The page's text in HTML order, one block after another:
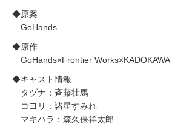
◆原案
GoHands
◆原作
GoHands×Frontier Works×KADOKAWA
◆キャスト情報
タヅナ：斉藤壮馬
コヨリ：諸星すみれ
マキハラ：森久保祥太郎